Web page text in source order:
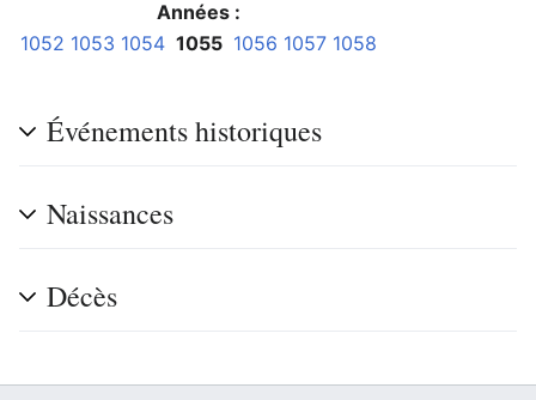
Années :
1052 1053 1054 1055 1056 1057 1058
Événements historiques
Naissances
Décès